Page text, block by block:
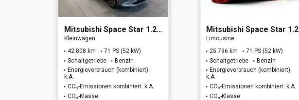
Mitsubishi Space Star 1.2 Select+ (EURO 6d)
Kleinwagen
42.808 km
71 PS (52 kW)
Schaltgetriebe
Benzin
Energieverbrauch (kombiniert):
k.A.
CO₂-Emissionen kombiniert: k.A.
CO₂-Klasse:
Mitsubishi Space Star 1.2 Select (EURO 6d)
Limousine
25.796 km
71 PS (52 kW)
Schaltgetriebe
Benzin
Energieverbrauch (kombiniert):
k.A.
CO₂-Emissionen kombiniert: k.A.
CO₂-Klasse: